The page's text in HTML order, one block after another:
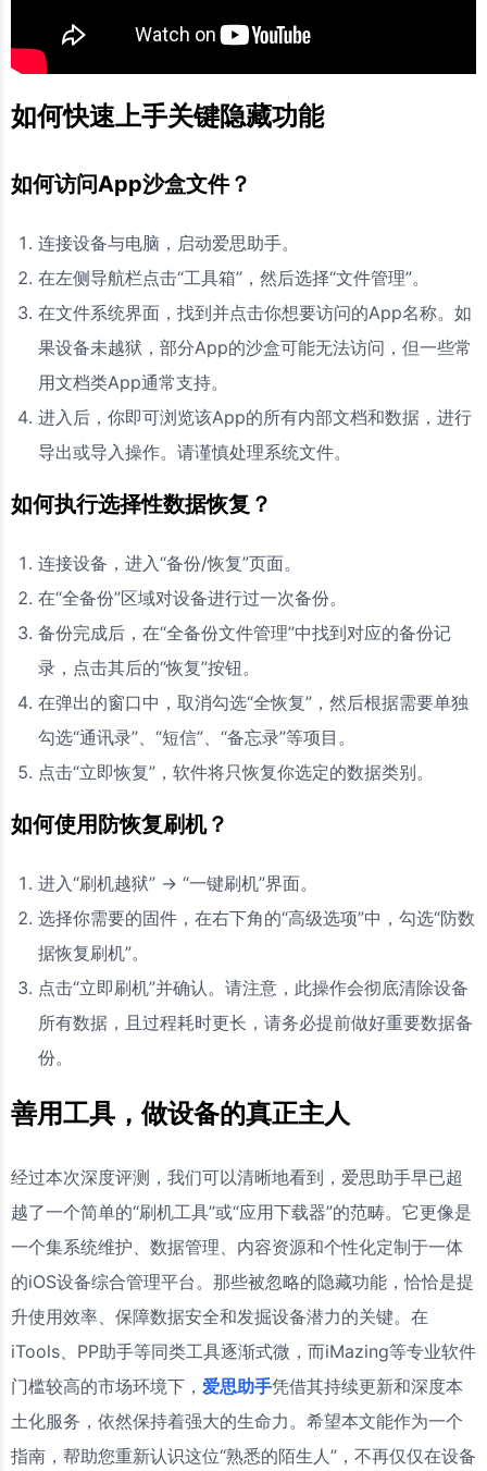
如何快速上手关键隐藏功能
如何访问App沙盒文件？
连接设备与电脑，启动爱思助手。
在左侧导航栏点击“工具箱”，然后选择“文件管理”。
在文件系统界面，找到并点击你想要访问的App名称。如
果设备未越狱，部分App的沙盒可能无法访问，但一些常
用文档类App通常支持。
进入后，你即可浏览该App的所有内部文档和数据，进行
导出或导入操作。请谨慎处理系统文件。
如何执行选择性数据恢复？
连接设备，进入“备份/恢复”页面。
在“全备份”区域对设备进行过一次备份。
备份完成后，在“全备份文件管理”中找到对应的备份记
录，点击其后的“恢复”按钮。
在弹出的窗口中，取消勾选“全恢复”，然后根据需要单独
勾选“通讯录”、“短信”、“备忘录”等项目。
点击“立即恢复”，软件将只恢复你选定的数据类别。
如何使用防恢复刷机？
进入“刷机越狱” -> “一键刷机”界面。
选择你需要的固件，在右下角的“高级选项”中，勾选“防数
据恢复刷机”。
点击“立即刷机”并确认。请注意，此操作会彻底清除设备
所有数据，且过程耗时更长，请务必提前做好重要数据备
份。
善用工具，做设备的真正主人
经过本次深度评测，我们可以清晰地看到，爱思助手早已超
越了一个简单的“刷机工具”或“应用下载器”的范畴。它更像是
一个集系统维护、数据管理、内容资源和个性化定制于一体
的iOS设备综合管理平台。那些被忽略的隐藏功能，恰恰是提
升使用效率、保障数据安全和发掘设备潜力的关键。在
iTools、PP助手等同类工具逐渐式微，而iMazing等专业软件
门槛较高的市场环境下， 爱思助手凭借其持续更新和深度本
土化服务，依然保持着强大的生命力。希望本文能作为一个
指南，帮助您重新认识这位“熟悉的陌生人”，不再仅仅在设备